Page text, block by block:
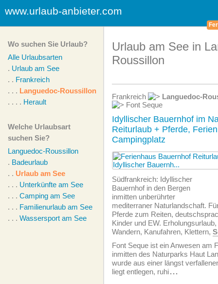
www.urlaub-anbieter.com
Wo suchen Sie Urlaub?
Alle Urlaubsarten
. Urlaub am See
. . Frankreich
. . . Languedoc-Roussillon
. . . . Herault
Welche Urlaubsart
suchen Sie?
Languedoc-Roussillon
. Badeurlaub
. . Urlaub am See
. . . Unterkünfte am See
. . . Camping am See
. . . Familienurlaub am See
. . . Wassersport am See
Urlaub am See in
Roussillon
Frankreich
Languedoc-
Font Seque
Idyllischer Bauernhof im
Reiturlaub + Pferde,
Campingplatz
Südfrankreich: Idyllischer
Bauernhof in den Bergen
inmitten unberührter
mediterraner Naturlandschaft.
Pferde zum Reiten,
Kinder und EW.
Wandern, Kanufahren, Klettern,
Font Seque ist ein Anwesen am
inmitten des Naturparks Haut
wurde aus einer längst
liegt entlegen, ruhi...